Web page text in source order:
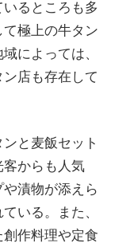
るところも多
極上の牛タン
によっては、
店も存在して
と麦飯セット
からも人気
漬物が添えら
いる。また、
作料理や定食